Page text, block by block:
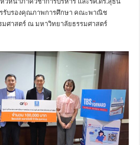
รับรองคุณภาพการศึกษา คณะพาณิช
มศาสตร์ ณ มหาวิทยาลัยธรรมศาสตร์